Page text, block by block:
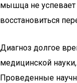
мышца не успевает
восстановиться
Диагноз долгое
медицинской
Проведенные